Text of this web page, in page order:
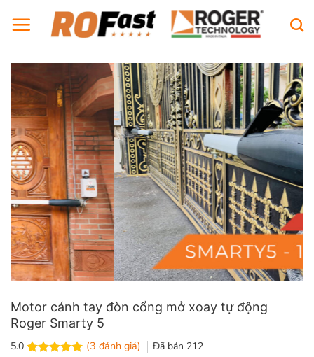
qua
dung
Motor cánh tay đòn cổng mở xoay tự động
Roger Smarty 5
5.0 (3 đánh giá) Đã bán 212